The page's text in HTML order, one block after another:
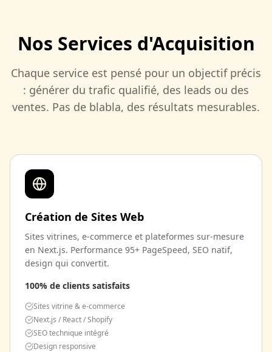
Nos Services d'Acquisition
Chaque service est pensé pour un objectif précis
: générer du trafic qualifié, des leads ou des
ventes. Pas de blabla, des résultats mesurables.
Création de Sites Web
Sites vitrines, e-commerce et plateformes sur-mesure
en Next.js. Performance 95+ PageSpeed, SEO natif,
design qui convertit.
100% de clients satisfaits
Sites vitrine & e-commerce
Next.js / React / Shopify
SEO technique intégré
Design responsive